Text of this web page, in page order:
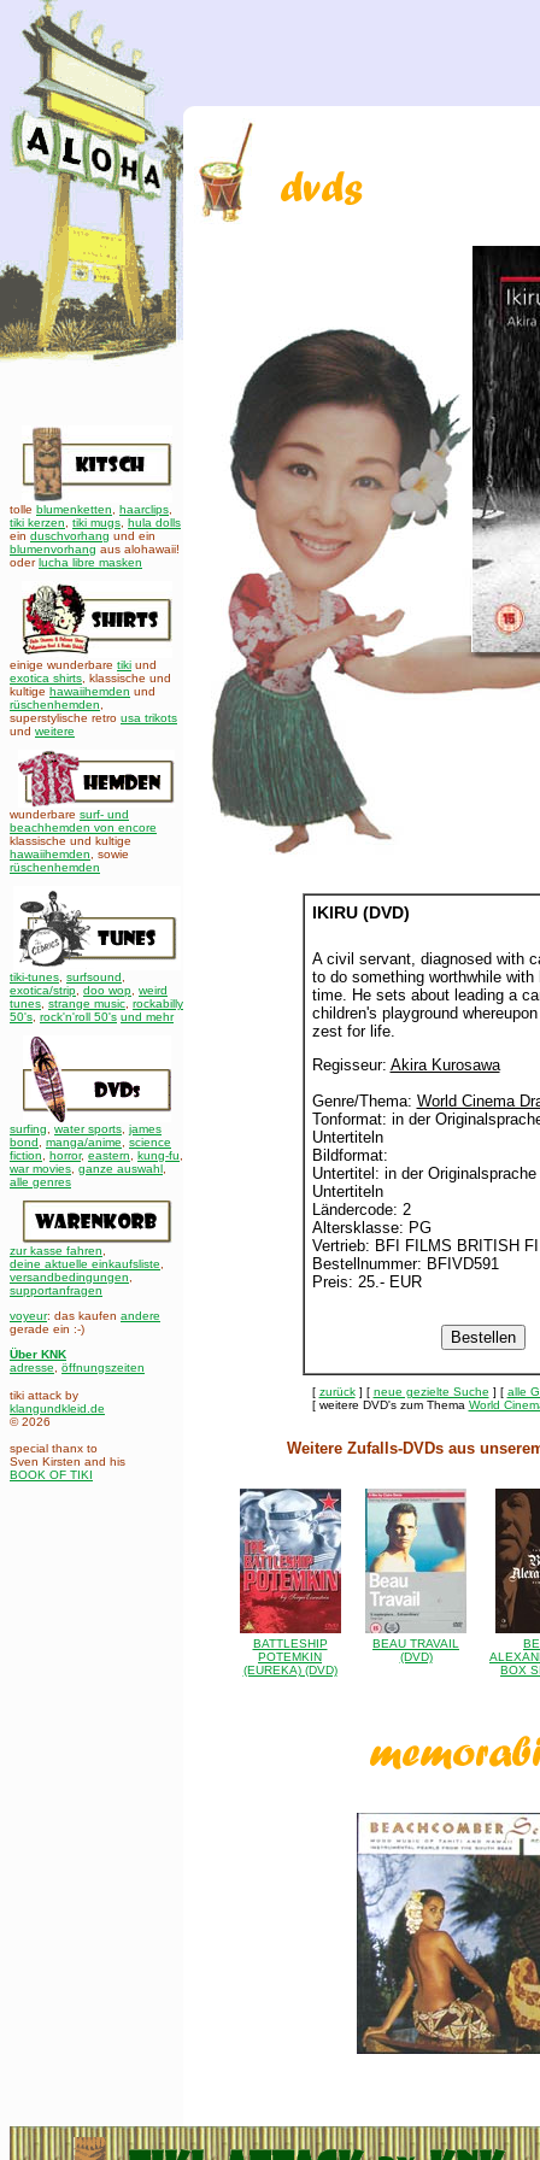
tolle blumenketten haarclips
tiki kerzen
tiki mugs hula dolls
ein duschvorhang und ein
blumenvorhang aus alohawaii!
oderlucha libre masken
einige wunderbare tiki und
exotica shirts , klassische und
kultige hawaiihemden und
rüschenhemden
superstylische retro usa trikots
und weitere
wunderbare surf- und
beachhemden von encore
klassische und kultige
hawaiihemden
sowie
rüschenhemden
tiki-tunes surfsound
exotica/strip doo wop weird
tunes strange music rockabilly
50's rock'n'roll 50's und mehr
surfing water sports james
bond
manga/anime
science
fiction
horror, eastern kung-fu
war movies ganze auswahl
alle genres
zur kasse fahren
deine aktuelle einkaufsliste
versandbedingungen
supportanfragen
voyeur: das kaufen andere
gerade ein :-)
Über KNK
adresse
öffnungszeiten
tiki attack by
klangundkleid.de
© 2026
special thanx to
Sven Kirsten and his
BOOK OF TIKI
IKIRU (DVD)
A civil servant, diagnosed with
to do something worthwhile with
time. He sets about leading a
children's playground
zest for life.
Regisseur: Akira Kurosawa
Genre/Thema: World Cinema
Tonformat: in der
Untertiteln
Bildformat:
Untertitel: in der
Untertiteln
Ländercode: 2
Altersklasse: PG
Vertrieb: BFI FILMS BRITISH
Bestellnummer: BFIVD591
Preis: 25.- EUR
[ zurück] [ neue gezielte Suche ] [ alle
[ weitere DVD's zum Thema World
Weitere Zufalls-DVDs aus
BATTLESHIP
POTEMKIN
(EUREKA) (DVD)
BEAU TRAVAIL
(DVD)
BOX